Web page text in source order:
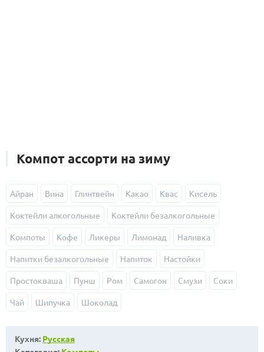
Компот ассорти на зиму
Айран Вина Глинтвейн Какао Квас Кисель
Коктейли алкогольные Коктейли безалкогольные
Компоты Кофе Ликеры Лимонад Наливка
Напитки безалкогольные Напиток Настойки
Простокваша Пунш Ром Самогон Смузи Соки
Чай Шипучка Шоколад
Кухня: Русская